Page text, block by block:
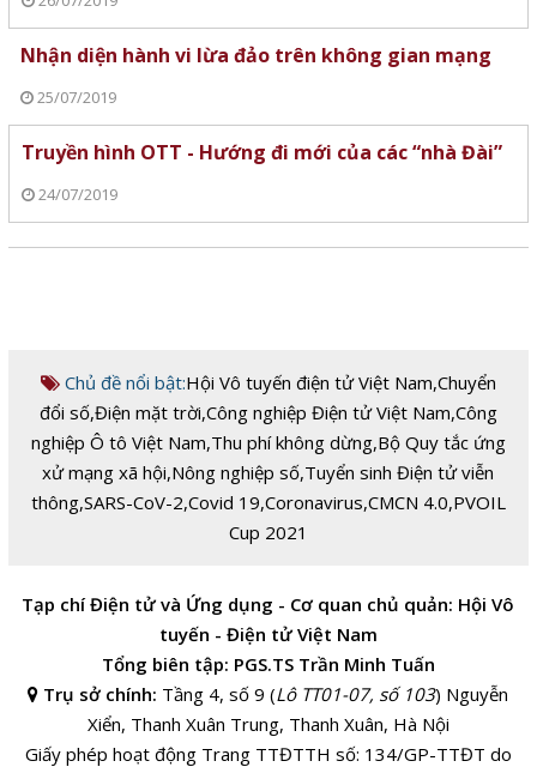
Nhận diện hành vi lừa đảo trên không gian mạng
25/07/2019
Truyền hình OTT - Hướng đi mới của các “nhà Đài”
24/07/2019
Chủ đề nổi bật:Hội Vô tuyến điện tử Việt Nam,Chuyển
đổi số,Điện mặt trời,Công nghiệp Điện tử Việt Nam,Công
nghiệp Ô tô Việt Nam,Thu phí không dừng,Bộ Quy tắc ứng
xử mạng xã hội,Nông nghiệp số,Tuyển sinh Điện tử viễn
thông,SARS-CoV-2,Covid 19,Coronavirus,CMCN 4.0,PVOIL
Cup 2021
Tạp chí Điện tử và Ứng dụng - Cơ quan chủ quản: Hội Vô
tuyến - Điện tử Việt Nam
Tổng biên tập: PGS.TS Trần Minh Tuấn
Trụ sở chính: Tầng 4, số 9 (Lô TT01-07, số 103) Nguyễn
Xiển, Thanh Xuân Trung, Thanh Xuân, Hà Nội
Giấy phép hoạt động Trang TTĐTTH số: 134/GP-TTĐT do